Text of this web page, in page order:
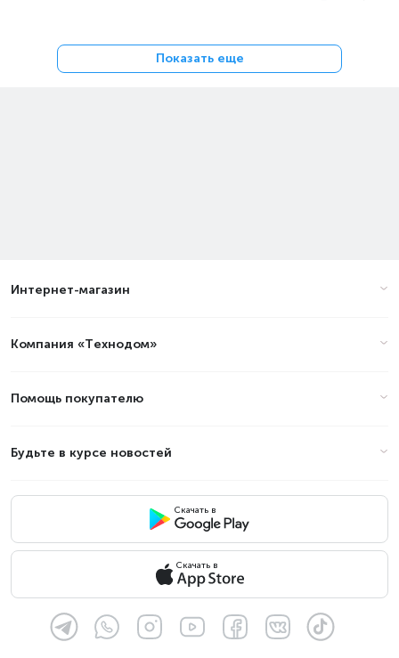
Показать еще
Интернет-магазин
Компания «Технодом»
Помощь покупателю
Будьте в курсе новостей
Скачать в
Скачать в